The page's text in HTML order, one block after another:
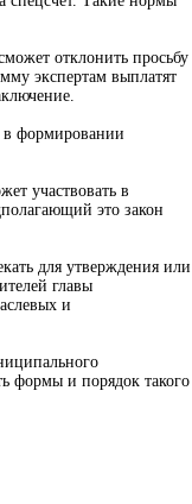
отклонить просьбу
экспертам выплатят
в формировании
участвовать в
это закон
для утверждения или
главы
и
формы и порядок такого